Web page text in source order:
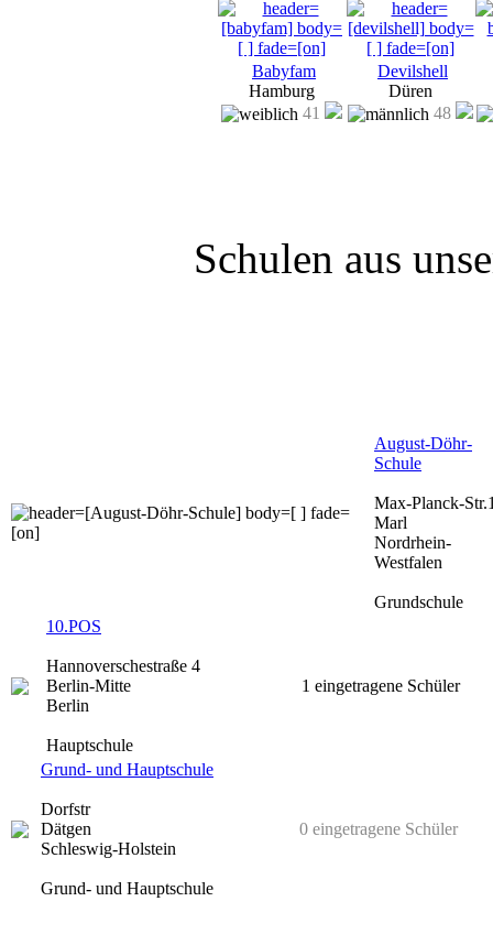
Babyfam
Hamburg
41
Devilshell
Düren
48
Schulen aus
August-Döhr-
Schule
Max-Planck-
Marl
Nordrhein-
Westfalen
Grundschule
10.POS
Hannoverschestraße 4
Berlin-Mitte
Berlin
Hauptschule
1 eingetragene Schüler
Grund- und Hauptschule
Dorfstr
Dätgen
Schleswig-Holstein
Grund- und Hauptschule
0 eingetragene Schüler